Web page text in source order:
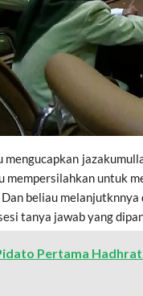
mengucapkan
mempersilahkan untuk
beliau
tanya jawab yang
Pertama